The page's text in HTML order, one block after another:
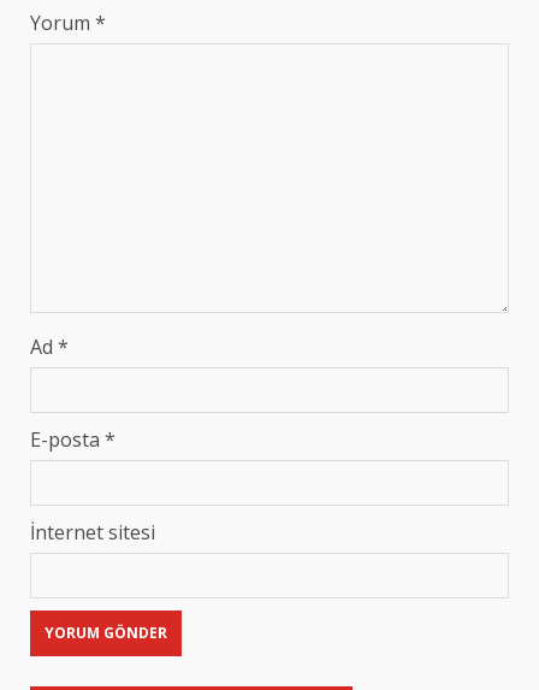
Yorum *
Ad *
E-posta *
İnternet sitesi